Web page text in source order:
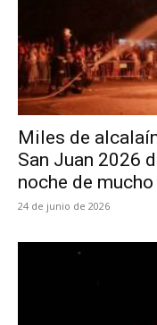
Miles de
San Juan 2026
noche de
24 de junio de 2026